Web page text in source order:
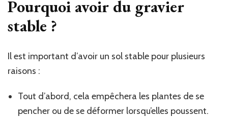
Pourquoi avoir du gravier
stable ?
Il est important d’avoir un sol stable pour plusieurs
raisons :
Tout d’abord, cela empêchera les plantes de se
pencher ou de se déformer lorsqu’elles poussent.